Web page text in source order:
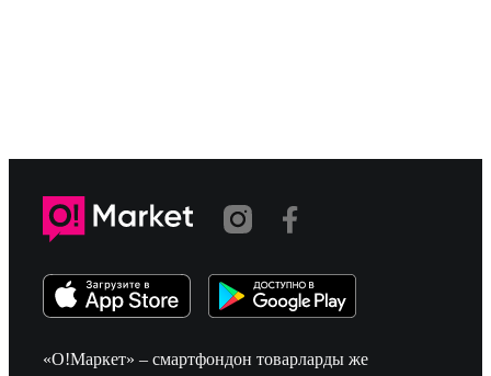
«О!Маркет» – смартфондон товарларды же